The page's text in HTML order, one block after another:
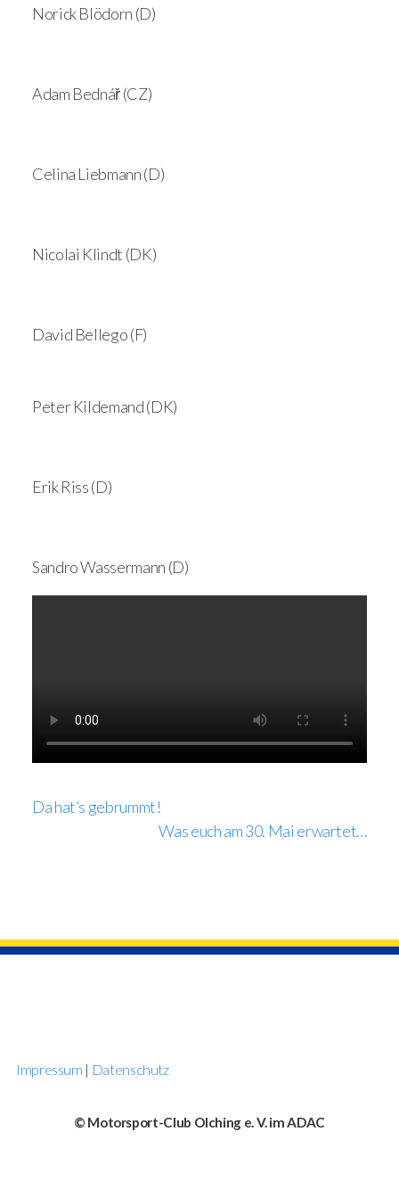
Norick Blödorn (D)
Adam Bednář (CZ)
Celina Liebmann (D)
Nicolai Klindt (DK)
David Bellego (F)
Peter Kildemand (DK)
Erik Riss (D)
Sandro Wassermann (D)
Da hat’s gebrummt!
Was euch am 30. Mai erwartet…
Impressum | Datenschutz
© Motorsport-Club Olching e. V. im ADAC